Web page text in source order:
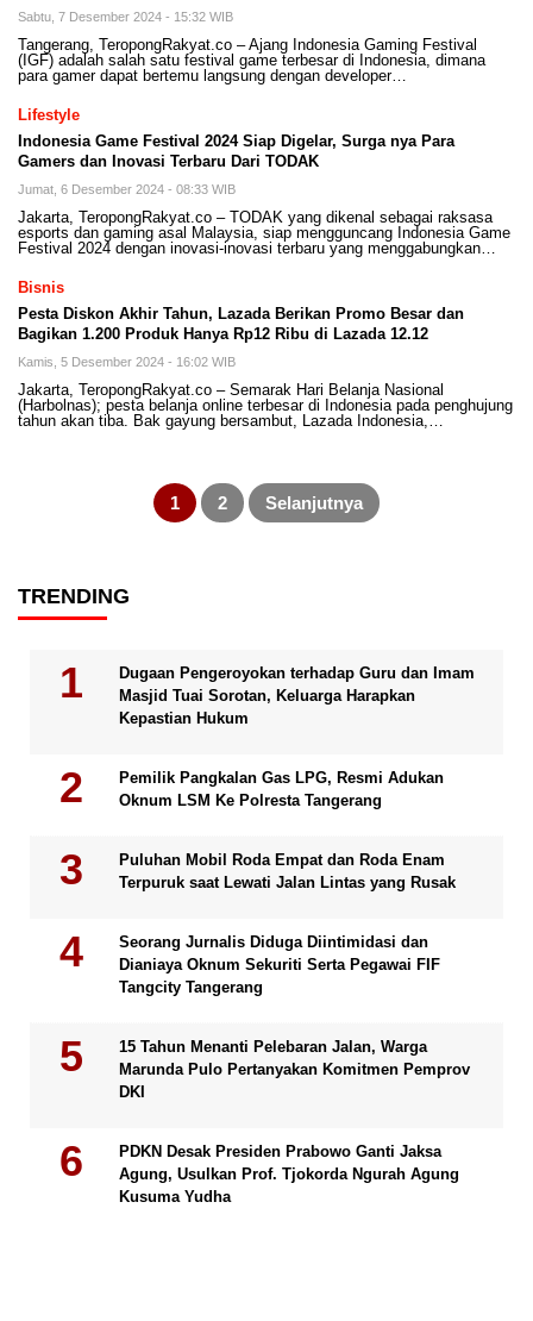
Sabtu, 7 Desember 2024 - 15:32 WIB
Tangerang, TeropongRakyat.co – Ajang Indonesia Gaming Festival
(IGF) adalah salah satu festival game terbesar di Indonesia, dimana
para gamer dapat bertemu langsung dengan developer…
Lifestyle
Indonesia Game Festival 2024 Siap Digelar, Surga nya Para
Gamers dan Inovasi Terbaru Dari TODAK
Jumat, 6 Desember 2024 - 08:33 WIB
Jakarta, TeropongRakyat.co – TODAK yang dikenal sebagai raksasa
esports dan gaming asal Malaysia, siap mengguncang Indonesia Game
Festival 2024 dengan inovasi-inovasi terbaru yang menggabungkan…
Bisnis
Pesta Diskon Akhir Tahun, Lazada Berikan Promo Besar dan
Bagikan 1.200 Produk Hanya Rp12 Ribu di Lazada 12.12
Kamis, 5 Desember 2024 - 16:02 WIB
Jakarta, TeropongRakyat.co – Semarak Hari Belanja Nasional
(Harbolnas); pesta belanja online terbesar di Indonesia pada penghujung
tahun akan tiba. Bak gayung bersambut, Lazada Indonesia,…
1 2 Selanjutnya
TRENDING
Dugaan Pengeroyokan terhadap Guru dan Imam
Masjid Tuai Sorotan, Keluarga Harapkan
Kepastian Hukum
Pemilik Pangkalan Gas LPG, Resmi Adukan
Oknum LSM Ke Polresta Tangerang
Puluhan Mobil Roda Empat dan Roda Enam
Terpuruk saat Lewati Jalan Lintas yang Rusak
Seorang Jurnalis Diduga Diintimidasi dan
Dianiaya Oknum Sekuriti Serta Pegawai FIF
Tangcity Tangerang
15 Tahun Menanti Pelebaran Jalan, Warga
Marunda Pulo Pertanyakan Komitmen Pemprov
DKI
PDKN Desak Presiden Prabowo Ganti Jaksa
Agung, Usulkan Prof. Tjokorda Ngurah Agung
Kusuma Yudha